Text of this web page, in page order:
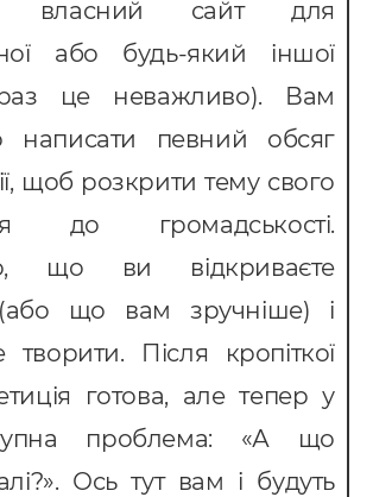
власний сайт для
або будь-який іншої
це неважливо). Вам
написати певний обсяг
щоб розкрити тему свого
до громадськості.
що ви відкриваєте
що вам зручніше) і
творити. Після кропіткої
готова, але тепер у
проблема: «А що
Ось тут вам і будуть